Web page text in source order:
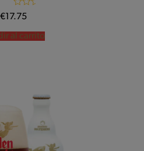
Valorado con
5.00
€ 17.75
al carrito